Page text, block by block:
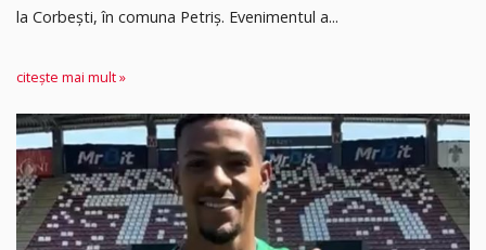
la Corbești, în comuna Petriș. Evenimentul a...
citește mai mult »